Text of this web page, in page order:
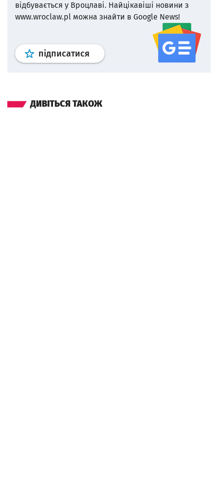
відбувається у Вроцлаві. Найцікавіші новини з
www.wroclaw.pl можна знайти в Google News!
підписатися Профіль google news
ДИВІТЬСЯ ТАКОЖ